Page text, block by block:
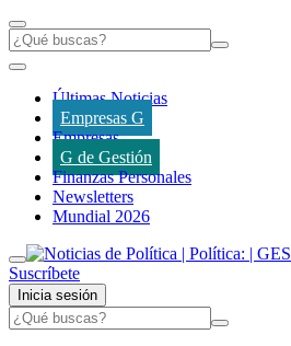
Últimas Noticias
Empresas G
Empresas
G de Gestión
Finanzas Personales
Newsletters
Mundial 2026
Suscríbete
Inicia sesión